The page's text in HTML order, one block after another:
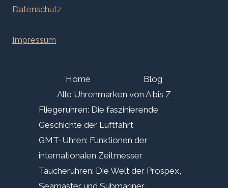
Datenschutz
Impressum
Home
Blog
Alle Uhrenmarken von A bis Z
Fliegeruhren: Die faszinierende
Geschichte der Luftfahrt
GMT-Uhren: Funktionen der
internationalen Zeitmesser
Taucheruhren: Die Welt der Prospex,
Seamaster und Submariner